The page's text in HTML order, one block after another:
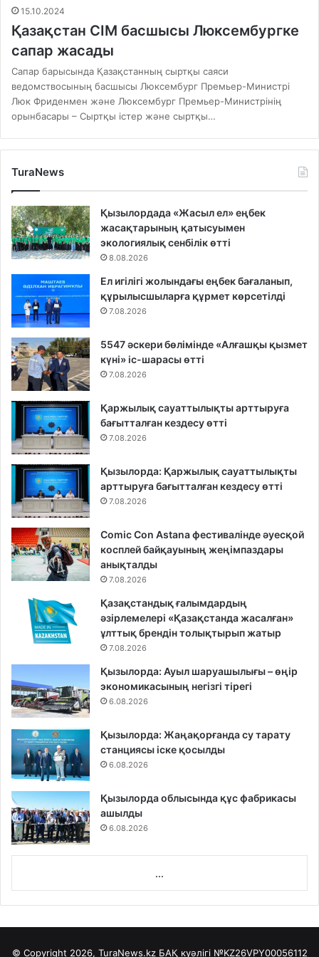
15.10.2024
Қазақстан СІМ басшысы Люксембургке
сапар жасады
Сапар барысында Қазақстанның сыртқы саяси
ведомствосының басшысы Люксембург Премьер-Министрі
Люк Фриденмен және Люксембург Премьер-Министрінің
орынбасары – Сыртқы істер және сыртқы…
TuraNews
Қызылордада «Жасыл ел» еңбек
жасақтарының қатысуымен
экологиялық сенбілік өтті
8.08.2026
Ел игілігі жолындағы еңбек бағаланып,
құрылысшыларға құрмет көрсетілді
7.08.2026
5547 әскери бөлімінде «Алғашқы қызмет
күні» іс-шарасы өтті
7.08.2026
Қаржылық сауаттылықты арттыруға
бағытталған кездесу өтті
7.08.2026
Қызылорда: Қаржылық сауаттылықты
арттыруға бағытталған кездесу өтті
7.08.2026
Comic Con Astana фестивалінде әуесқой
косплей байқауының жеңімпаздары
анықталды
7.08.2026
Қазақстандық ғалымдардың
әзірлемелері «Қазақстанда жасалған»
ұлттық брендін толықтырып жатыр
7.08.2026
Қызылорда: Ауыл шаруашылығы – өңір
экономикасының негізгі тірегі
6.08.2026
Қызылорда: Жаңақорғанда су тарату
станциясы іске қосылды
6.08.2026
Қызылорда облысында құс фабрикасы
ашылды
6.08.2026
...
© Copyright 2026, TuraNews.kz БАҚ куәлігі №KZ26VPY00056112